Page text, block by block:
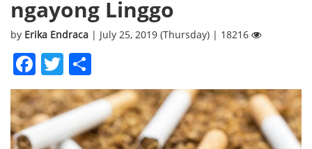
ngayong Linggo
by Erika Endraca | July 25, 2019 (Thursday) | 18216
Facebook
Twitter